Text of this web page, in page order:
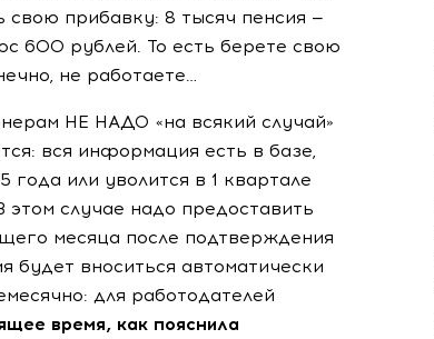
прибавку: 8 тысяч пенсия —
600 рублей. То есть берете свою
не работаете…
НЕ НАДО «на всякий случай»
вся информация есть в базе,
или уволится в 1 квартале
этом случае надо предоставить
месяца после подтверждения
будет вноситься автоматически
для работодателей
время, как пояснила